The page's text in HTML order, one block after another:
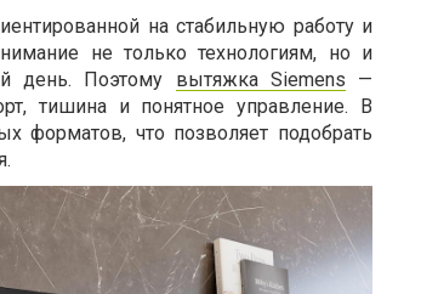
на стабильную работу и
не только технологиям, но и
день. Поэтому вытяжка Siemens —
тишина и понятное управление. В
форматов, что позволяет подобрать